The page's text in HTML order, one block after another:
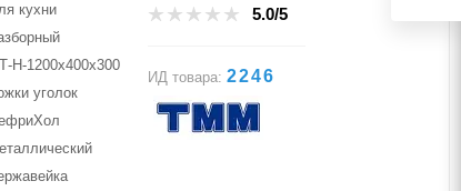
кухни
Н-1200х400х300
уголок
5.0/5
ИД товара: 2246